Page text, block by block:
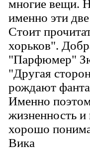
многие вещи.
именно эти
Стоит
хорьков".
"Парфюмер"
"Другая
рождают
Именно
жизненность
хорошо
Вика